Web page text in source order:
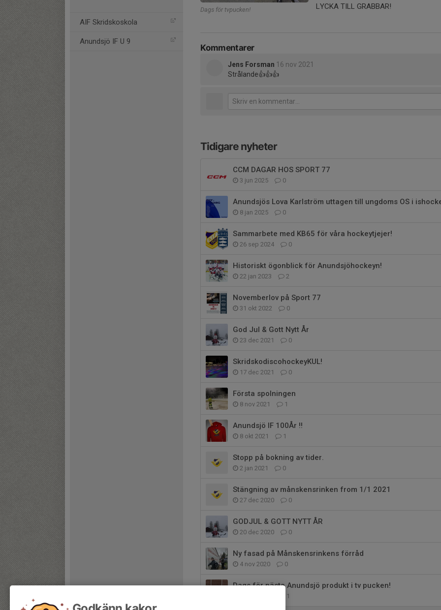
AIF Skridskoskola
Anundsjö IF U 9
Dags för tvpucken!
LYCKA TILL GRABBAR!
Kommentarer
Jens Forsman 16 nov 2021
Strålande👍👍👍
Tidigare nyheter
CCM DAGAR HOS SPORT 77
3 jun 2025 0
Anundsjös Lova Karlström uttagen till ungdoms OS i
8 jan 2025 0
Sammarbete med KB65 för våra hockeytjejer!
26 sep 2024 0
Historiskt ögonblick för Anundsjöhockeyn!
22 jan 2023 2
Novemberlov på Sport 77
31 okt 2022 0
God Jul & Gott Nytt År
23 dec 2021 0
SkridskodiscohockeyKUL!
17 dec 2021 0
Första spolningen
8 nov 2021 1
Anundsjö IF 100År !!
8 okt 2021 1
Stopp på bokning av tider.
2 jan 2021 0
Stängning av månskensrinken from 1/1 2021
27 dec 2020 0
GODJUL & GOTT NYTT ÅR
20 dec 2020 0
Ny fasad på Månskensrinkens förråd
4 nov 2020 0
Dags för nästa Anundsjö produkt i tv pucken!
1